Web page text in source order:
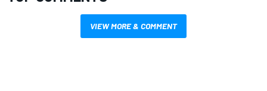
VIEW MORE & COMMENT